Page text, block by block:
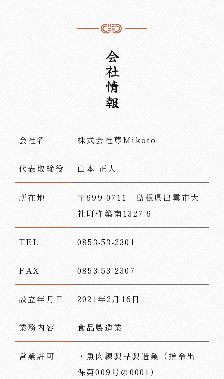
会社情報
会社名 株式会社尊Mikoto
代表取締役 山本 正人
所在地
〒699-0711 島根県出雲市大
社町杵築南1327-6
TEL 0853-53-2301
FAX 0853-53-2307
設立年月日 2021年2月16日
業務内容 食品製造業
営業許可
・魚肉練製品製造業（指令出
保第009号の0001）